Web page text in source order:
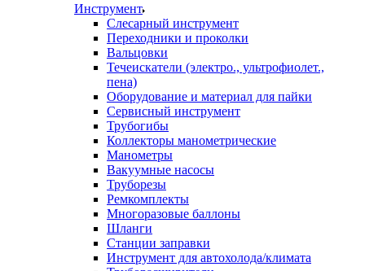
Инструмент
Слесарный инструмент
Переходники и проколки
Вальцовки
Течеискатели (электро., ультрофиолет.,
пена)
Оборудование и материал для пайки
Сервисный инструмент
Трубогибы
Коллекторы манометрические
Манометры
Вакуумные насосы
Труборезы
Ремкомплекты
Многоразовые баллоны
Шланги
Станции заправки
Инструмент для автохолода/климата